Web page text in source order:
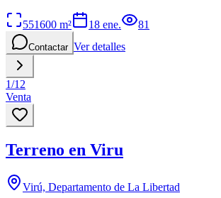
551600 m² 18 ene. 81
Contactar Ver detalles
1/12
Venta
Terreno en Viru
Virú, Departamento de La Libertad